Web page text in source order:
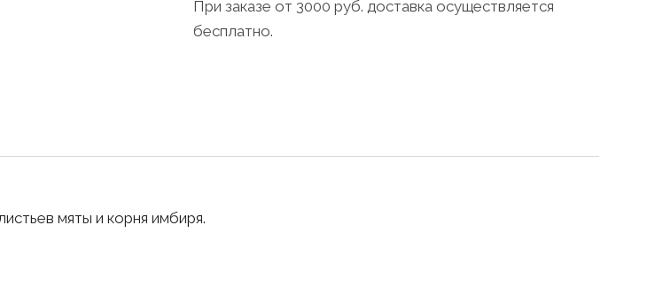
При заказе от 3000 руб. доставка осуществляется
бесплатно.
мяты и корня имбиря.